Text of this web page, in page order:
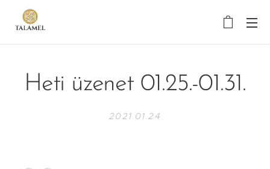
Heti üzenet 01.25.-01.31.
2021.01.24